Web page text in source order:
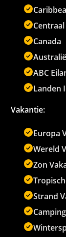
Canada
Australië
ABC
Landen
Vakantie:
Europa
Wereld
Zon
Strand